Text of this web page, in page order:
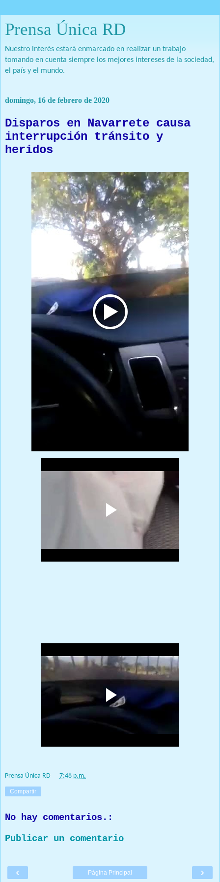
Prensa Única RD
Nuestro interés estará enmarcado en realizar un trabajo
tomando en cuenta siempre los mejores intereses de la sociedad,
el país y el mundo.
domingo, 16 de febrero de 2020
Disparos en Navarrete causa
interrupción tránsito y
heridos
Prensa Única RD 7:48 p.m.
Compartir
No hay comentarios.:
Publicar un comentario
‹ ›
Página Principal